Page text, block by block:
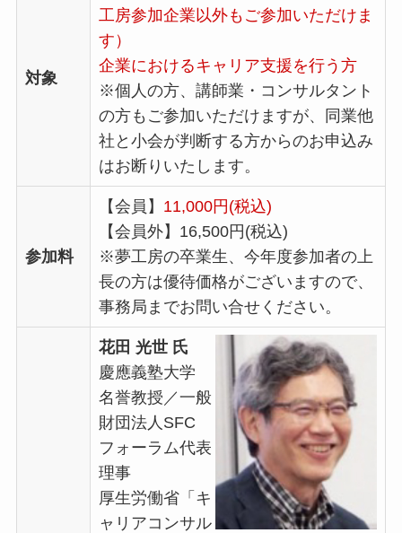
対象
工房参加企業以外もご参加いただけま
す）
企業におけるキャリア支援を行う方
※個人の方、講師業・コンサルタント
の方もご参加いただけますが、同業他
社と小会が判断する方からのお申込み
はお断りいたします。
参加料
【会員】 11,000円(税込)
【会員外】16,500円(税込)
※夢工房の卒業生、今年度参加者の上
長の方は優待価格がございますので、
事務局までお問い合せください。
花田 光世 氏
慶應義塾大学
名誉教授／一般
財団法人SFC
フォーラム代表
理事
厚生労働省「キ
ャリアコンサル